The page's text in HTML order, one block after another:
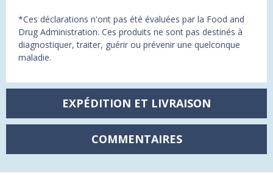
*Ces déclarations n'ont pas été évaluées par la Food and
Drug Administration. Ces produits ne sont pas destinés à
diagnostiquer, traiter, guérir ou prévenir une quelconque
maladie.
EXPÉDITION ET LIVRAISON
COMMENTAIRES